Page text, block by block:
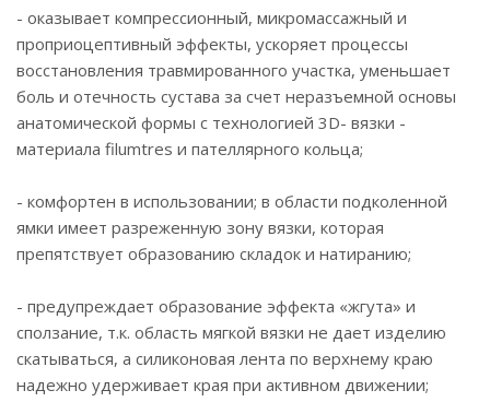
- оказывает компрессионный, микромассажный и
проприоцептивный эффекты, ускоряет процессы
восстановления травмированного участка, уменьшает
боль и отечность сустава за счет неразъемной основы
анатомической формы с технологией 3D- вязки -
материала filumtres и пателлярного кольца;
- комфортен в использовании; в области подколенной
ямки имеет разреженную зону вязки, которая
препятствует образованию складок и натиранию;
- предупреждает образование эффекта «жгута» и
сползание, т.к. область мягкой вязки не дает изделию
скатываться, а силиконовая лента по верхнему краю
надежно удерживает края при активном движении;